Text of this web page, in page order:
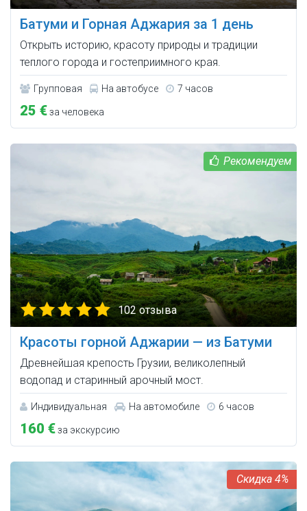
Батуми и Горная Аджария за 1 день
Открыть историю, красоту природы и традиции
теплого города и гостеприимного края.
Групповая На автобусе 7 часов
25 €за человека
102 отзыва
Красоты горной Аджарии — из Батуми
Древнейшая крепость Грузии, великолепный
водопад и старинный арочный мост.
Индивидуальная На автомобиле 6 часов
160 €за экскурсию
4%